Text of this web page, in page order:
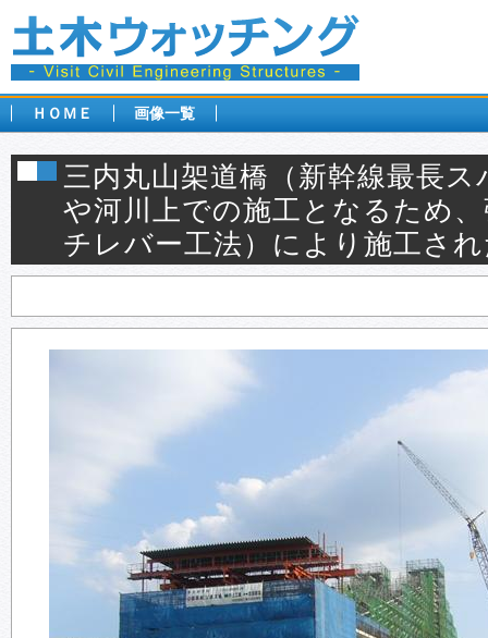
ＨＯＭＥ 画像一覧
三内丸山架道橋（新幹線最長
や河川上での施工となるため
チレバー工法）により施工さ